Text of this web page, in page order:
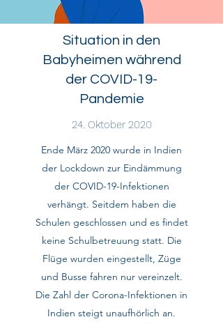
Situation in den
Babyheimen während
der COVID-19-
Pandemie
24. Oktober 2020
Ende März 2020 wurde in Indien
der Lockdown zur Eindämmung
der COVID-19-Infektionen
verhängt. Seitdem haben die
Schulen geschlossen und es findet
keine Schulbetreuung statt. Die
Flüge wurden eingestellt, Züge
und Busse fahren nur vereinzelt.
Die Zahl der Corona-Infektionen in
Indien steigt unaufhörlich an.